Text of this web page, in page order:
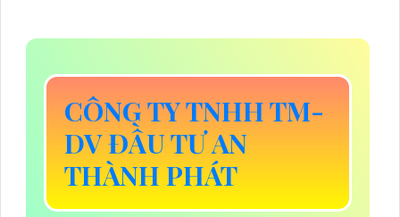
CÔNG TY TNHH TM-
DV ĐẦU TƯ AN
THÀNH PHÁT